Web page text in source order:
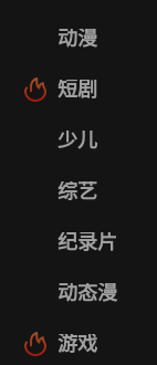
动漫
短剧
少儿
综艺
纪录片
动态漫
游戏